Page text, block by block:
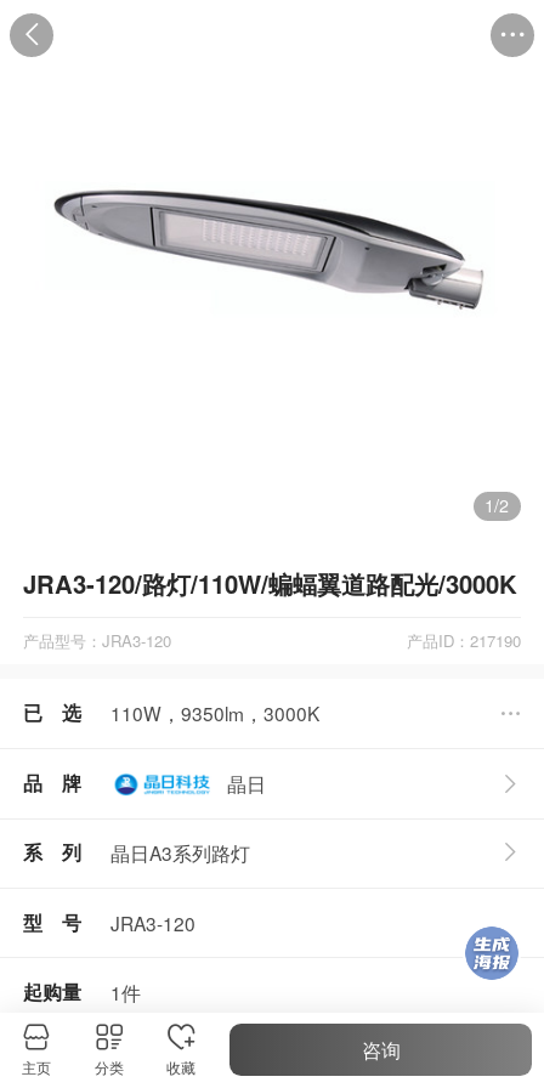
1/2
JRA3-120/路灯/110W/蝙蝠翼道路配光/3000K
产品型号：JRA3-120 产品ID：217190
已 选 110W，9350lm，3000K
品 牌 晶日
系 列 晶日A3系列路灯
型 号 JRA3-120
起购量 1件
产品参数
主页 分类 收藏
咨询